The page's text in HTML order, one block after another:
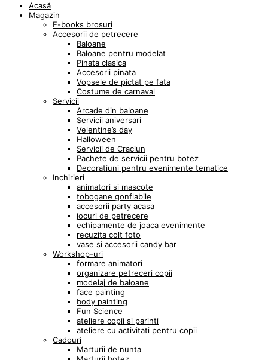
Acasă
Magazin
E-books brosuri
Accesorii de petrecere
Baloane
Baloane pentru modelat
Pinata clasica
Accesorii pinata
Vopsele de pictat pe fata
Costume de carnaval
Servicii
Arcade din baloane
Servicii aniversari
Velentine’s day
Halloween
Servicii de Craciun
Pachete de servicii pentru botez
Decoratiuni pentru evenimente tematice
Inchirieri
animatori si mascote
tobogane gonflabile
accesorii party acasa
jocuri de petrecere
echipamente de joaca evenimente
recuzita colt foto
vase si accesorii candy bar
Workshop-uri
formare animatori
organizare petreceri copii
modelaj de baloane
face painting
body painting
Fun Science
ateliere copii si parinti
ateliere cu activitati pentru copii
Cadouri
Marturii de nunta